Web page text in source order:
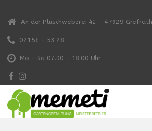
An der Plüschweberei 42 - 47929 Grefrath
02158 - 53 28
Mo - Sa 07.00 - 18.00 Uhr